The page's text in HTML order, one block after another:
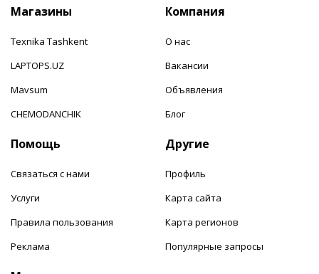
Магазины
Texnika Tashkent
LAPTOPS.UZ
Mavsum
CHEMODANCHIK
Компания
О нас
Вакансии
Объявления
Блог
Помощь
Связаться с нами
Услуги
Правила пользования
Реклама
Другие
Профиль
Карта сайта
Карта регионов
Популярные запросы